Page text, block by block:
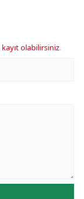
kayıt olabilirsiniz.